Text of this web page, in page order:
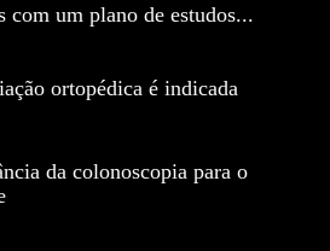
com um plano de estudos...
ortopédica é indicada
da colonoscopia para o